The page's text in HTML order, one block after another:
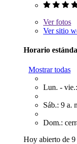
Verfotos
Ver sitio
Horario
Mostrar todas
Lun. -
Sáb.: 9 a.
Dom.:
Hoy abierto de